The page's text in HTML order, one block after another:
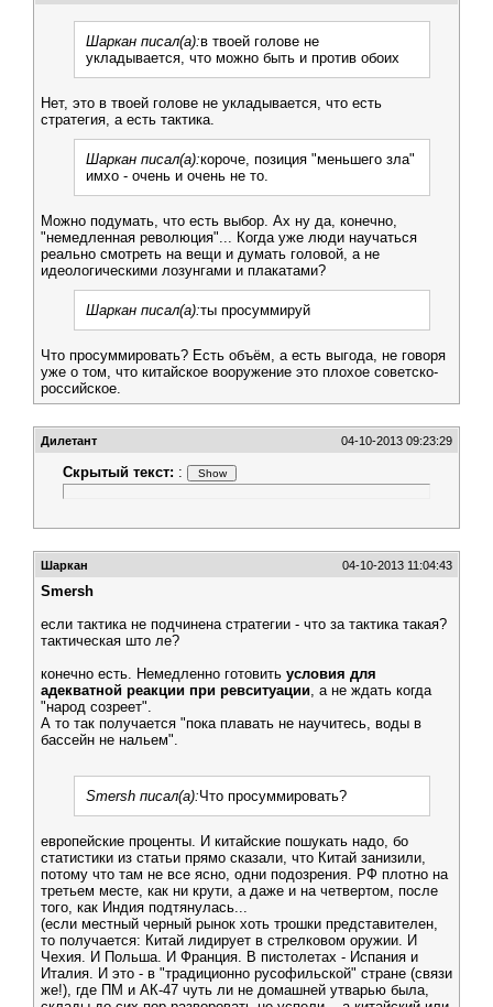
Шаркан писал(а):в твоей голове не
укладывается, что можно быть и против обоих
Нет, это в твоей голове не укладывается, что есть
стратегия, а есть тактика.
Шаркан писал(а):короче, позиция "меньшего зла"
имхо - очень и очень не то.
Можно подумать, что есть выбор. Ах ну да, конечно,
"немедленная революция"... Когда уже люди научаться
реально смотреть на вещи и думать головой, а не
идеологическими лозунгами и плакатами?
Шаркан писал(а):ты просуммируй
Что просуммировать? Есть объём, а есть выгода, не говоря
уже о том, что китайское вооружение это плохое советско-
российское.
Дилетант 04-10-2013 09:23:29
Скрытый текст: :
Шаркан 04-10-2013 11:04:43
Smersh
если тактика не подчинена стратегии - что за тактика такая?
тактическая што ле?
конечно есть. Немедленно готовить условия для
адекватной реакции при ревситуации, а не ждать когда
"народ созреет".
А то так получается "пока плавать не научитесь, воды в
бассейн не нальем".
Smersh писал(а):Что просуммировать?
европейские проценты. И китайские пошукать надо, бо
статистики из статьи прямо сказали, что Китай занизили,
потому что там не все ясно, одни подозрения. РФ плотно на
третьем месте, как ни крути, а даже и на четвертом, после
того, как Индия подтянулась...
(если местный черный рынок хоть трошки представителен,
то получается: Китай лидирует в стрелковом оружии. И
Чехия. И Польша. И Франция. В пистолетах - Испания и
Италия. И это - в "традиционно русофильской" стране (связи
же!), где ПМ и АК-47 чуть ли не домашней утварью была,